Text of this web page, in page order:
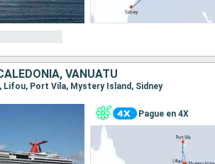
VANUATU
Lifou, Port Vila, Mystery Island, Sidney
Pague en 4X